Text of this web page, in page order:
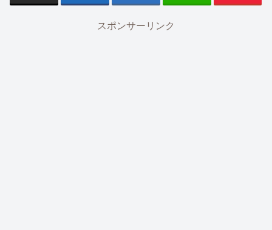
スポンサーリンク